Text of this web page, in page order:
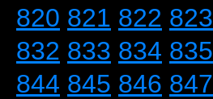
820 821 822 823
832 833 834 835
844 845 846 847